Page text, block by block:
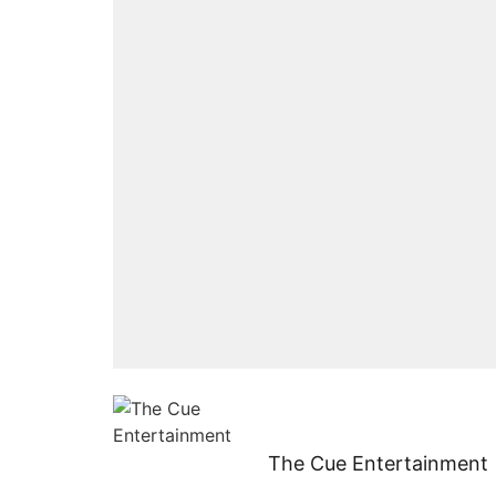
The Cue Entertainment